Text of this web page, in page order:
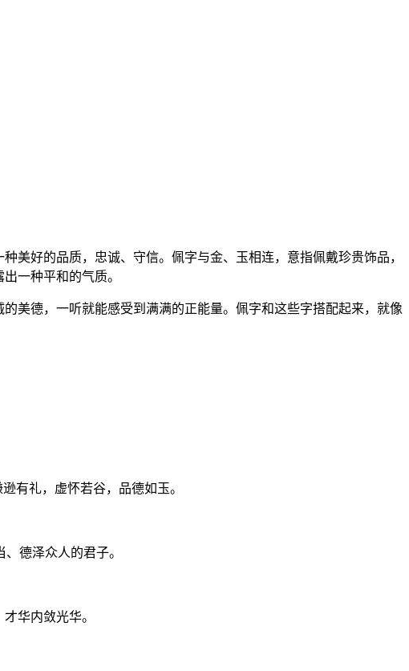
美好的品质，忠诚、守信。佩字与金、玉相连，意指佩戴珍贵饰品，
一种平和的气质。
美德，一听就能感受到满满的正能量。佩字和这些字搭配起来，就像
有礼，虚怀若谷，品德如玉。
德泽众人的君子。
华内敛光华。